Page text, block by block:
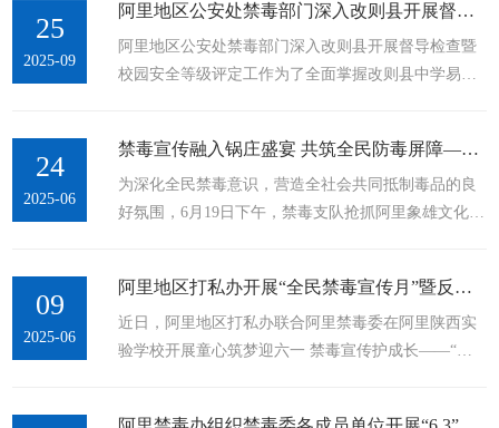
任，...
展禁毒及扫黑除恶宣传活动。活动中，民警通过张贴
海报、发放宣传手册、现场答疑解惑等形式，向群众
详细讲解毒品的种类、危害及识别方法，结合典型案
点打击对象、...
25
2025-09
阿里地区公安处禁毒部门深入改则县开展督导检查暨校园安全等级评定工作
阿里地区公安处禁毒部门深入改则县开展督导检查暨
校园安全等级评定工作为了全面掌握改则县中学易制
刑侦大队，开展改则县中学易制毒化学品安全等级评
定等相关工作检查，此次检查聚焦改则县中学易制毒
化学品安全流程管控实效，旨在压实学校管理责任，
24
2025-06
禁毒宣传融入锅庄盛宴 共筑全民防毒屏障——禁毒支队依托阿里象雄文化广场“夏季阿里特色锅庄”开展禁毒宣传活动
为深化全民禁毒意识，营造全社会共同抵制毒品的良
好氛围，6月19日下午，禁毒支队抢抓阿里象雄文化广
民警穿梭于热情洋溢的锅庄队伍中，向参与活动的群
众逐一分发禁毒宣传手册、折页等资料。民警随身携
带色彩各异、形态逼真的毒品仿真样品，结合摇头
09
2025-06
阿里地区打私办开展“全民禁毒宣传月”暨反走私普法宣传进校园活动
近日，阿里地区打私办联合阿里禁毒委在阿里陕西实
验学校开展童心筑梦迎六一 禁毒宣传护成长——“全